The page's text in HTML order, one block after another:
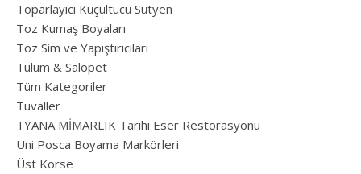
Toparlayıcı Küçültücü Sütyen
Toz Kumaş Boyaları
Toz Sim ve Yapıştırıcıları
Tulum & Salopet
Tüm Kategoriler
Tuvaller
TYANA MİMARLIK Tarihi Eser Restorasyonu
Uni Posca Boyama Markörleri
Üst Korse